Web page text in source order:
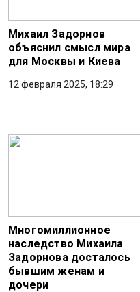
Михаил Задорнов
объяснил смысл мира
для Москвы и Киева
12 февраля 2025, 18:29
Многомиллионное
наследство Михаила
Задорнова досталось
бывшим женам и
дочери